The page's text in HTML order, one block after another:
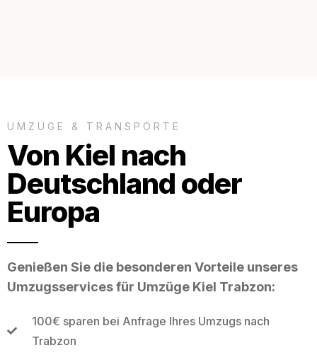
UMZÜGE & TRANSPORTE
Von Kiel nach
Deutschland oder
Europa
Genießen Sie die besonderen Vorteile unseres
Umzugsservices für Umzüge Kiel Trabzon:
100€ sparen bei Anfrage Ihres Umzugs nach
Trabzon